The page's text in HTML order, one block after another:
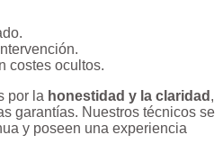
costes ocultos.
por la honestidad y la claridad ,
garantías. Nuestros técnicos se
y poseen una experiencia